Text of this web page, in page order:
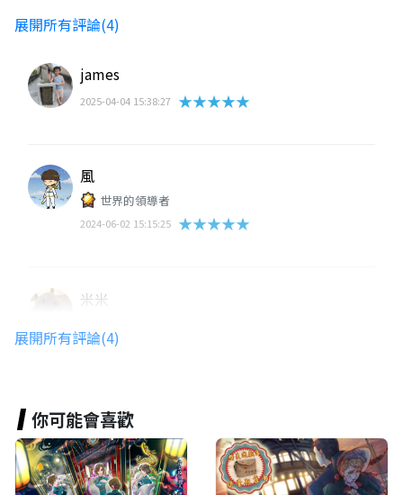
展開所有評論(4)
james
2025-04-04 15:38:27 ★★★★★
風
世界的領導者
2024-06-02 15:15:25 ★★★★★
米米
Heidi
2023-06-09 18:15:04 ★★★★★
展開所有評論(4)
你可能會喜歡